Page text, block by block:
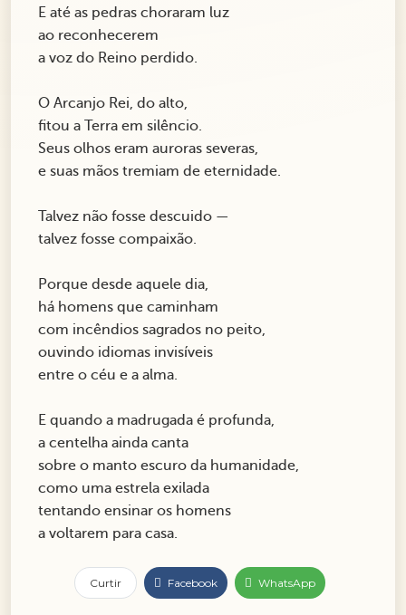
E até as pedras choraram luz
ao reconhecerem
a voz do Reino perdido.
O Arcanjo Rei, do alto,
fitou a Terra em silêncio.
Seus olhos eram auroras severas,
e suas mãos tremiam de eternidade.
Talvez não fosse descuido —
talvez fosse compaixão.
Porque desde aquele dia,
há homens que caminham
com incêndios sagrados no peito,
ouvindo idiomas invisíveis
entre o céu e a alma.
E quando a madrugada é profunda,
a centelha ainda canta
sobre o manto escuro da humanidade,
como uma estrela exilada
tentando ensinar os homens
a voltarem para casa.
Curtir Facebook WhatsApp